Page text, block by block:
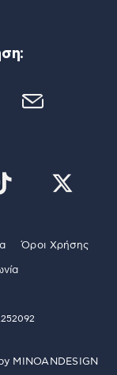
Όροι Χρήσης
MINOANDESIGN